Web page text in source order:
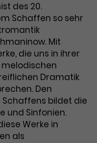
Analytics
Bestimmte
maximal einmal
Analytics
es gesetzt ist,
verwendet, um
mit
zu messen und
des 20.
Schaffen so sehr
Mit
die uns in ihrer
Dramatik
Den
Schaffens bildet die
und Sinfonien.
Werke in
als